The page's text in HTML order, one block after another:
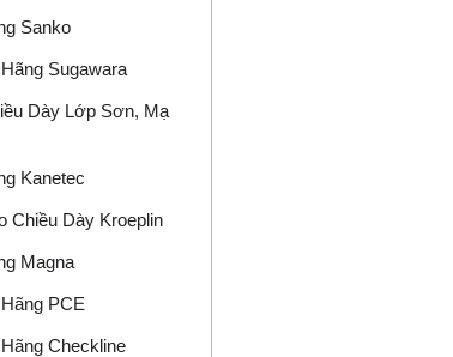
Sanko
Sugawara
Dày Lớp Sơn, Mạ
Kanetec
Chiều Dày Kroeplin
Magna
PCE
Checkline